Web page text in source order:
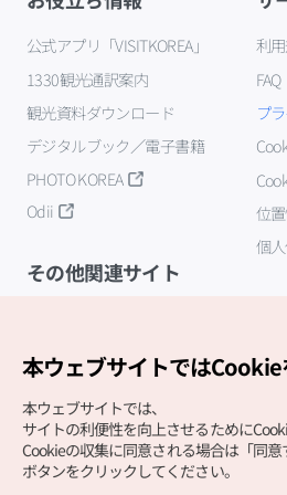
公式アプリ「VISITKOREA」
1330観光通訳案内
観光資料ダウンロード
デジタルブック／電子書籍
PHOTO KOREA
Odii
利
FAQ
プ
位
個
その他関連サイト
本ウェブサイトではCookie
本ウェブサイトでは、
サイトの利便性を向上させるために
Cookieの収集に同意される場合は「同意
ボタンをクリックしてください。